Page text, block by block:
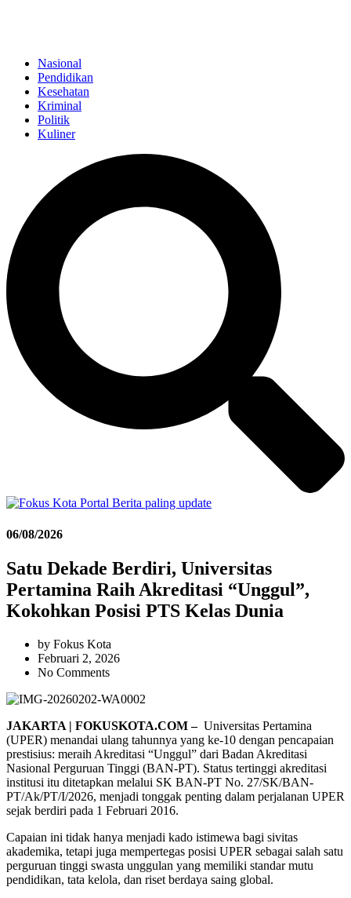
Nasional
Pendidikan
Kesehatan
Kriminal
Politik
Kuliner
06/08/2026
Satu Dekade Berdiri, Universitas
Pertamina Raih Akreditasi “Unggul”,
Kokohkan Posisi PTS Kelas Dunia
by Fokus Kota
Februari 2, 2026
No Comments
JAKARTA | FOKUSKOTA.COM – Universitas Pertamina
(UPER) menandai ulang tahunnya yang ke-10 dengan pencapaian
prestisius: meraih Akreditasi “Unggul” dari Badan Akreditasi
Nasional Perguruan Tinggi (BAN-PT). Status tertinggi akreditasi
institusi itu ditetapkan melalui SK BAN-PT No. 27/SK/BAN-
PT/Ak/PT/I/2026, menjadi tonggak penting dalam perjalanan UPER
sejak berdiri pada 1 Februari 2016.
Capaian ini tidak hanya menjadi kado istimewa bagi sivitas
akademika, tetapi juga mempertegas posisi UPER sebagai salah satu
perguruan tinggi swasta unggulan yang memiliki standar mutu
pendidikan, tata kelola, dan riset berdaya saing global.